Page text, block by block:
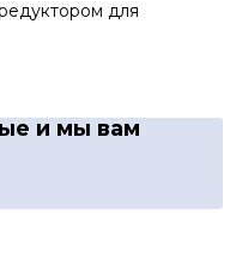
для
и мы вам